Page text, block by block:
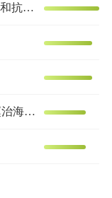
多组学解析小米代谢物驯化的遗传机制和抗炎效果
让国家粮仓装上更多“中国粮” 农学家赵治海的谷子梦